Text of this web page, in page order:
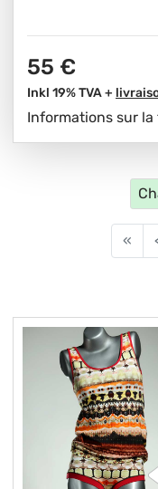
55 €
Inkl 19% TVA +
Informations sur la
«